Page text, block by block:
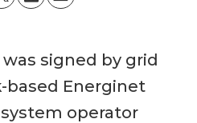
signed by grid
based Energinet
operator